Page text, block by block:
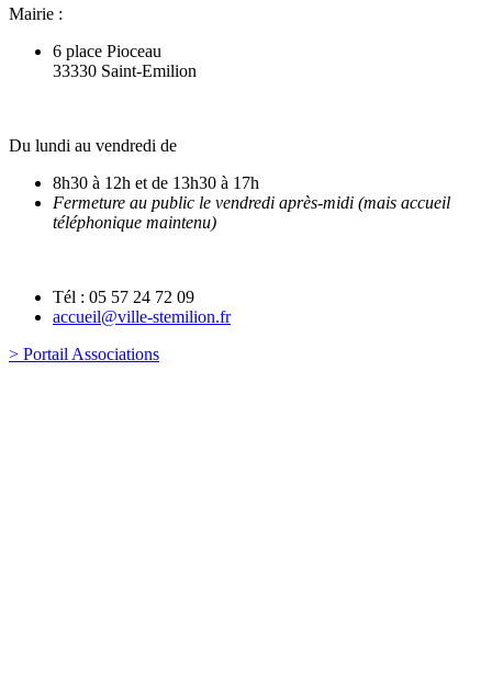
Mairie :
6 place Pioceau
33330 Saint-Emilion
Du lundi au vendredi de
8h30 à 12h et de 13h30 à 17h
Fermeture au public le vendredi après-midi (mais accueil
téléphonique maintenu)
Tél : 05 57 24 72 09
accueil@ville-stemilion.fr
> Portail Associations